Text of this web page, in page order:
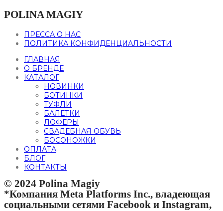
POLINA MAGIY
ПРЕССА О НАС
ПОЛИТИКА КОНФИДЕНЦИАЛЬНОСТИ
ГЛАВНАЯ
О БРЕНДЕ
КАТАЛОГ
НОВИНКИ
БОТИНКИ
ТУФЛИ
БАЛЕТКИ
ЛОФЕРЫ
СВАДЕБНАЯ ОБУВЬ
БОСОНОЖКИ
ОПЛАТА
БЛОГ
КОНТАКТЫ
© 2024 Polina Magiy
*Компания Meta Platforms Inc., владеющая
социальными сетями Facebook и Instagram,